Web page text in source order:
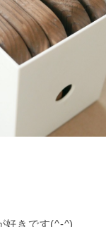
好きです(^-^)